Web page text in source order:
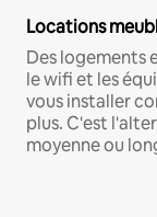
Locations
Des logements
le wifi et les
vous installer
plus. C'est
moyenne ou